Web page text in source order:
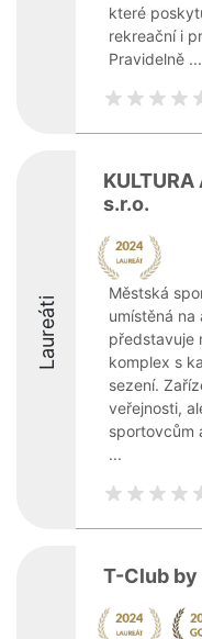
které
rekreační i
Pravidelně ...
Laureáti
KULTURA
s.r.o.
Městská
umístěná
představuje
komplex s
sezení.
veřejnosti,
sportovcům
...
T-Club by